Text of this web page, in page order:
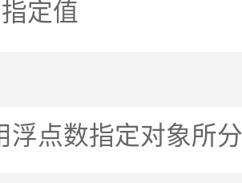
定值
浮点数指定对象所